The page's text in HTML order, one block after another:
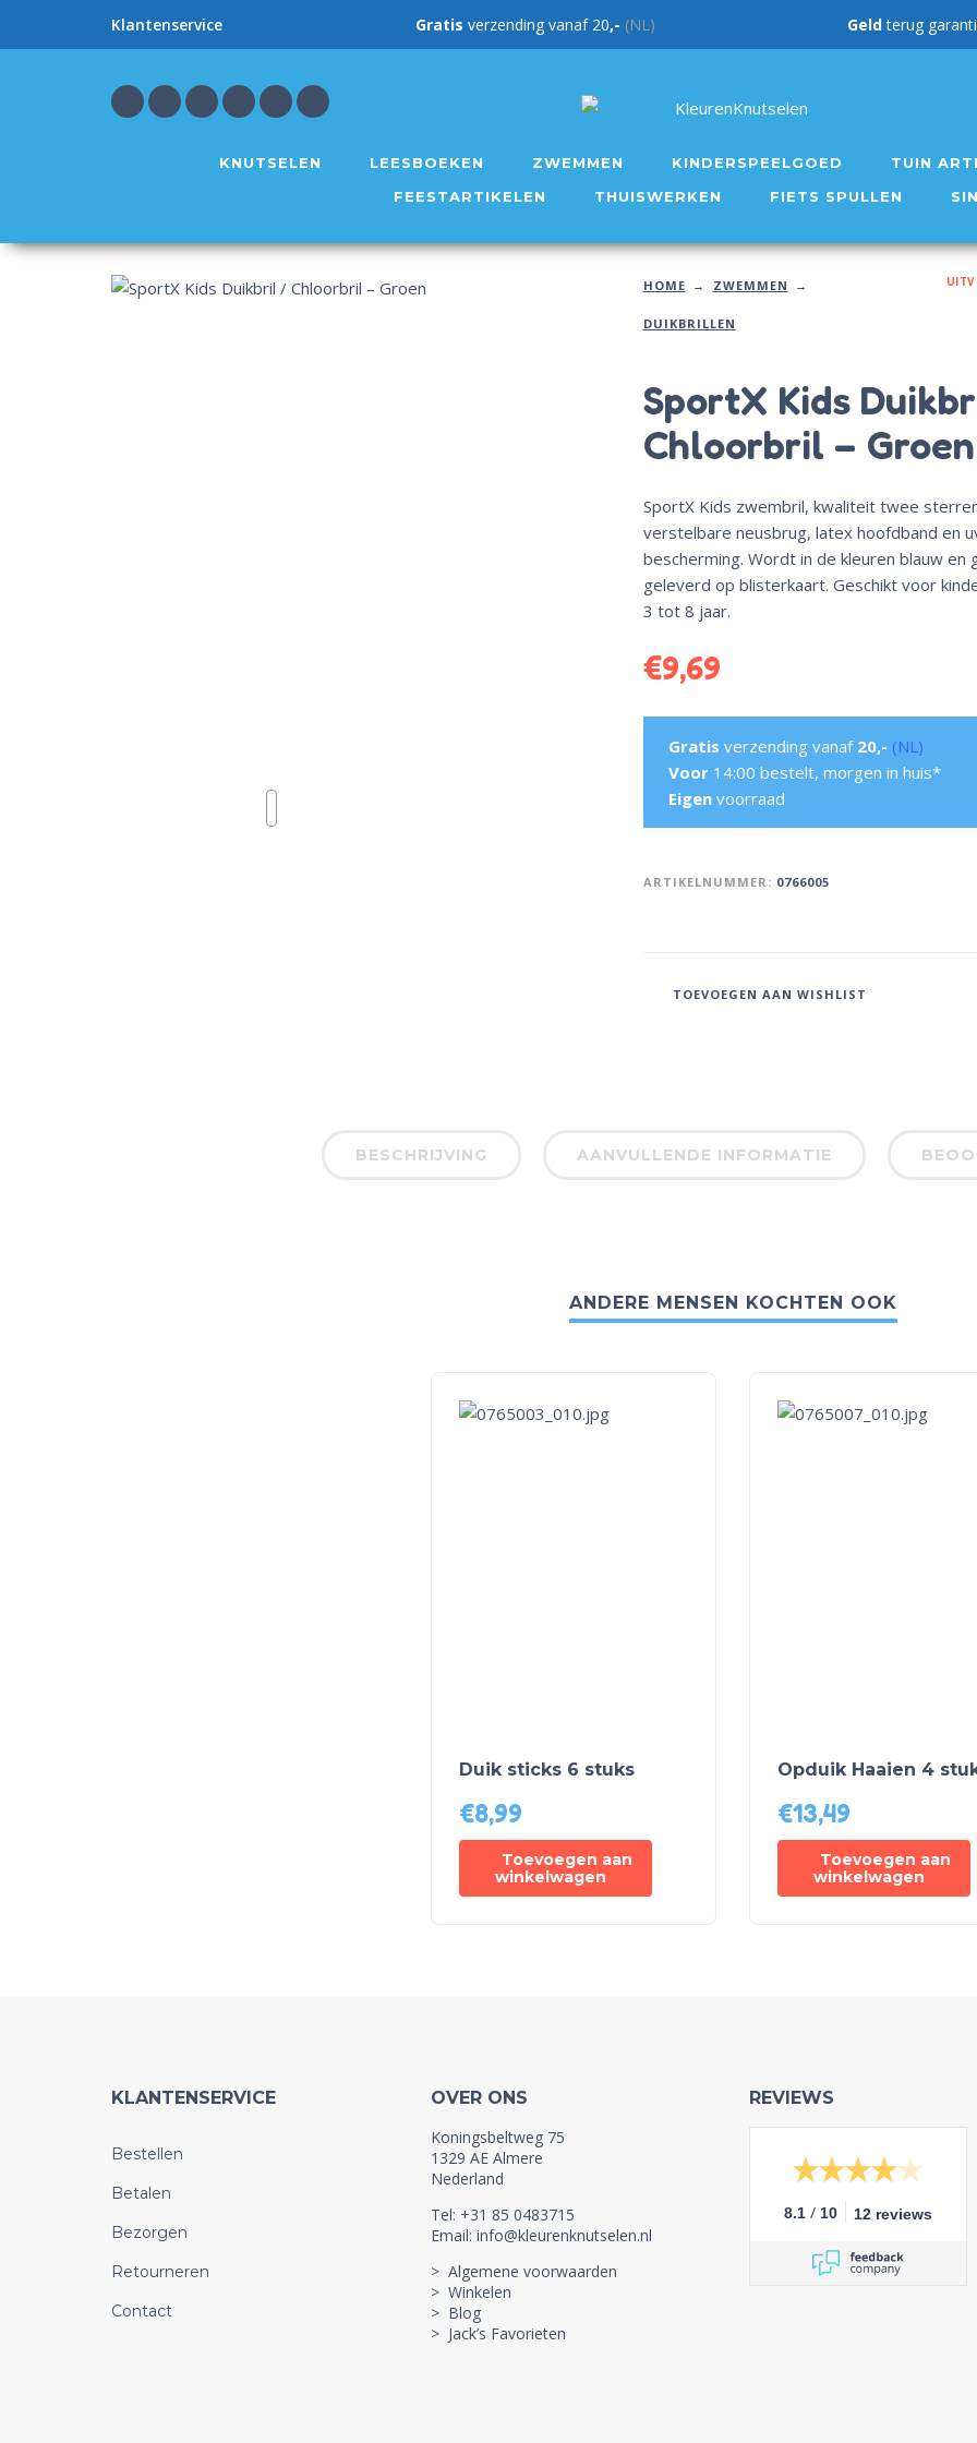
Klantenservice Gratis verzending vanaf 20,- (NL) Geld
KNUTSELEN LEESBOEKEN ZWEMMEN KINDERSPEELGOED
TUIN
FEESTARTIKELEN
THUISWERKEN FIETS SPULLEN
HOME ZWEMMEN
DUIKBRILLEN
SportX Kids
Chloorbril – Groen
SportX Kids zwembril, kwaliteit twee
verstelbare neusbrug, latex hoofdband en
bescherming. Wordt in de kleuren blauw en
geleverd op blisterkaart. Geschikt voor
3 tot 8 jaar.
€9,69
Gratis verzending vanaf 20,- (NL)
Voor 14:00 bestelt, morgen in huis*
Eigen voorraad
ARTIKELNUMMER: 0766005
TOEVOEGEN AAN WISHLIST
BESCHRIJVING AANVULLENDE INFORMATIE
ANDERE MENSEN KOCHTEN OOK
Duik sticks 6 stuks
€8,99
Toevoegen aan
winkelwagen
Opduik Haaien 4
€13,49
Toevoegen aan
winkelwagen
KLANTENSERVICE
Bestellen
Betalen
Bezorgen
Retourneren
Contact
OVER ONS
Koningsbeltweg 75
1329 AE Almere
Nederland
Tel: +31 85 0483715
Email: info@kleurenknutselen.nl
> Algemene voorwaarden
> Winkelen
> Blog
> Jack’s Favorieten
REVIEWS
8.1 / 10 12 reviews